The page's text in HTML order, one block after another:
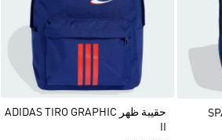
حقيبة ظهر ADIDAS TIRO GRAPHIC